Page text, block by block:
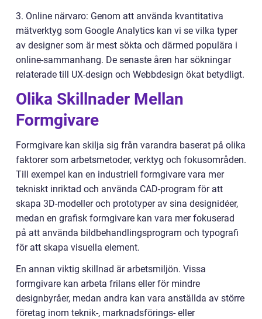
3. Online närvaro: Genom att använda kvantitativa
mätverktyg som Google Analytics kan vi se vilka typer
av designer som är mest sökta och därmed populära i
online-sammanhang. De senaste åren har sökningar
relaterade till UX-design och Webbdesign ökat betydligt.
Olika Skillnader Mellan
Formgivare
Formgivare kan skilja sig från varandra baserat på olika
faktorer som arbetsmetoder, verktyg och fokusområden.
Till exempel kan en industriell formgivare vara mer
tekniskt inriktad och använda CAD-program för att
skapa 3D-modeller och prototyper av sina designidéer,
medan en grafisk formgivare kan vara mer fokuserad
på att använda bildbehandlingsprogram och typografi
för att skapa visuella element.
En annan viktig skillnad är arbetsmiljön. Vissa
formgivare kan arbeta frilans eller för mindre
designbyråer, medan andra kan vara anställda av större
företag inom teknik-, marknadsförings- eller